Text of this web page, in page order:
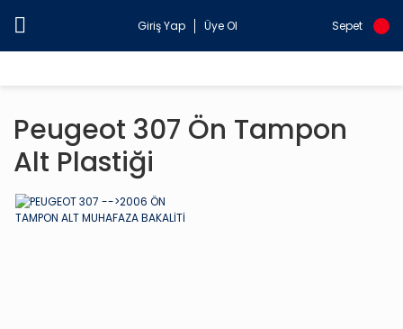
Giriş Yap Üye Ol Sepet
Peugeot 307 Ön Tampon
Alt Plastiği